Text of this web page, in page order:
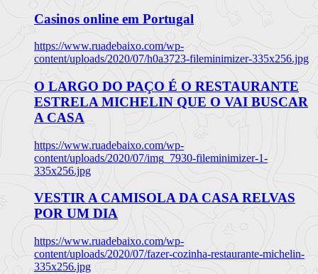
Casinos online em Portugal
https://www.ruadebaixo.com/wp-
content/uploads/2020/07/h0a3723-fileminimizer-335x256.jpg
O LARGO DO PAÇO É O RESTAURANTE
ESTRELA MICHELIN QUE O VAI BUSCAR
A CASA
https://www.ruadebaixo.com/wp-
content/uploads/2020/07/img_7930-fileminimizer-1-
335x256.jpg
VESTIR A CAMISOLA DA CASA RELVAS
POR UM DIA
https://www.ruadebaixo.com/wp-
content/uploads/2020/07/fazer-cozinha-restaurante-michelin-
335x256.jpg